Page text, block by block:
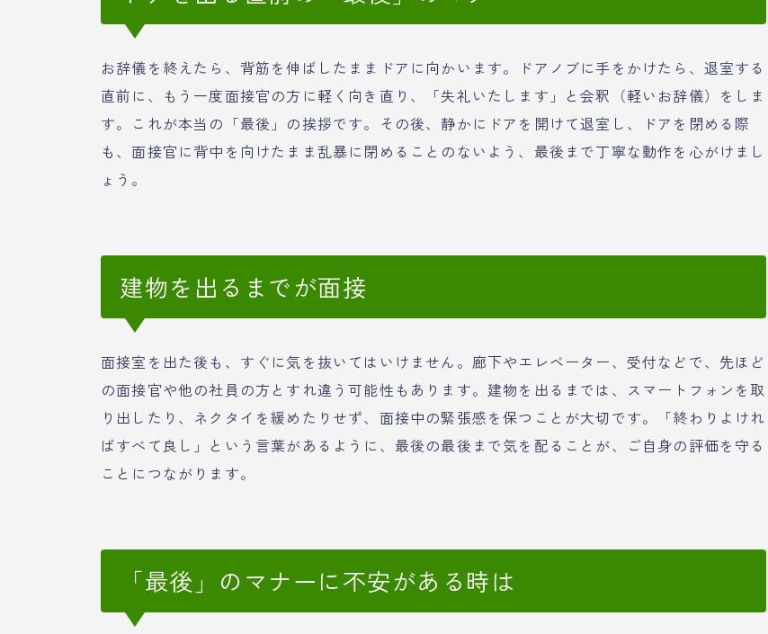
お辞儀を終えたら、背筋を伸ばしたままドアに向かいます。ドアノブに手をかけたら、退室する
直前に、もう一度面接官の方に軽く向き直り、「失礼いたします」と会釈（軽いお辞儀）をしま
す。これが本当の「最後」の挨拶です。その後、静かにドアを開けて退室し、ドアを閉める際
も、面接官に背中を向けたまま乱暴に閉めることのないよう、最後まで丁寧な動作を心がけまし
ょう。
建物を出るまでが面接
面接室を出た後も、すぐに気を抜いてはいけません。廊下やエレベーター、受付などで、先ほど
の面接官や他の社員の方とすれ違う可能性もあります。建物を出るまでは、スマートフォンを取
り出したり、ネクタイを緩めたりせず、面接中の緊張感を保つことが大切です。「終わりよけれ
ばすべて良し」という言葉があるように、最後の最後まで気を配ることが、ご自身の評価を守る
ことにつながります。
「最後」のマナーに不安がある時は